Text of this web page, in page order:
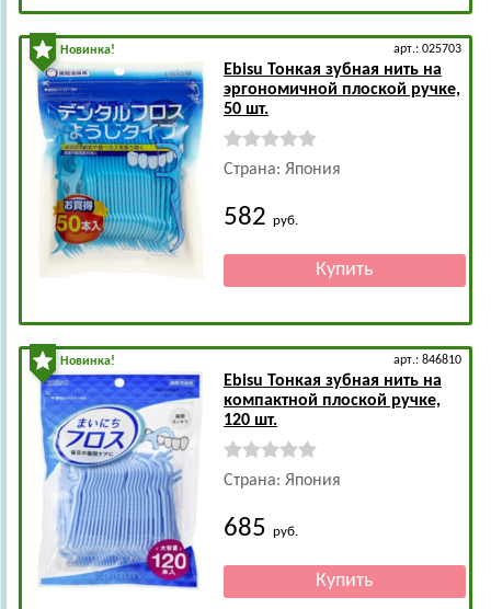
Новинка! арт.: 025703
Ebisu Тонкая зубная нить на
эргономичной плоской ручке,
50 шт.
Страна: Япония
582 руб.
Новинка! арт.: 846810
Ebisu Тонкая зубная нить на
компактной плоской ручке,
120 шт.
Страна: Япония
685 руб.